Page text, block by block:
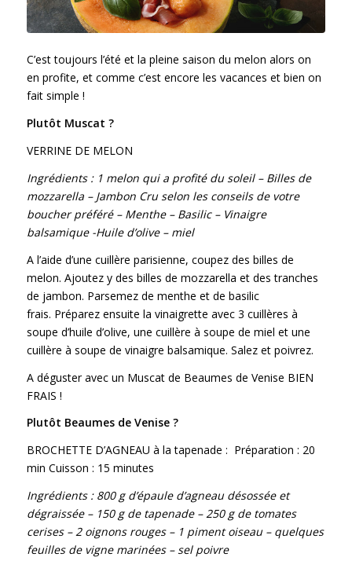
C’est toujours l’été et la pleine saison du melon alors on
en profite, et comme c’est encore les vacances et bien on
fait simple !
Plutôt Muscat ?
VERRINE DE MELON
Ingrédients : 1 melon qui a profité du soleil – Billes de
mozzarella – Jambon Cru selon les conseils de votre
boucher préféré – Menthe – Basilic – Vinaigre
balsamique -Huile d’olive – miel
A l’aide d’une cuillère parisienne, coupez des billes de
melon. Ajoutez y des billes de mozzarella et des tranches
de jambon. Parsemez de menthe et de basilic
frais. Préparez ensuite la vinaigrette avec 3 cuillères à
soupe d’huile d’olive, une cuillère à soupe de miel et une
cuillère à soupe de vinaigre balsamique. Salez et poivrez.
A déguster avec un Muscat de Beaumes de Venise BIEN
FRAIS !
Plutôt Beaumes de Venise ?
BROCHETTE D’AGNEAU à la tapenade : Préparation : 20
min Cuisson : 15 minutes
Ingrédients : 800 g d’épaule d’agneau désossée et
dégraissée – 150 g de tapenade – 250 g de tomates
cerises – 2 oignons rouges – 1 piment oiseau – quelques
feuilles de vigne marinées – sel poivre